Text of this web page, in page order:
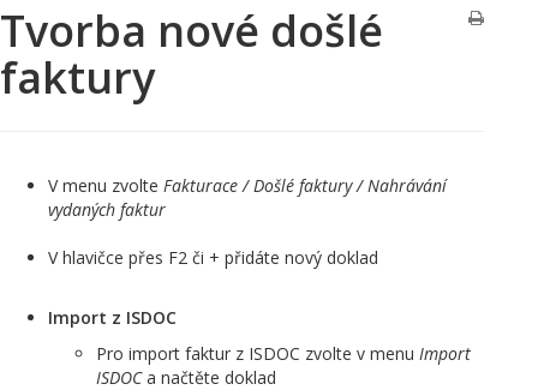
Tvorba nové došlé
faktury
V menu zvolte Fakturace / Došlé faktury / Nahrávání
vydaných faktur
V hlavičce přes F2 či + přidáte nový doklad
Import z ISDOC
Pro import faktur z ISDOC zvolte v menu Import
ISDOCa načtěte doklad